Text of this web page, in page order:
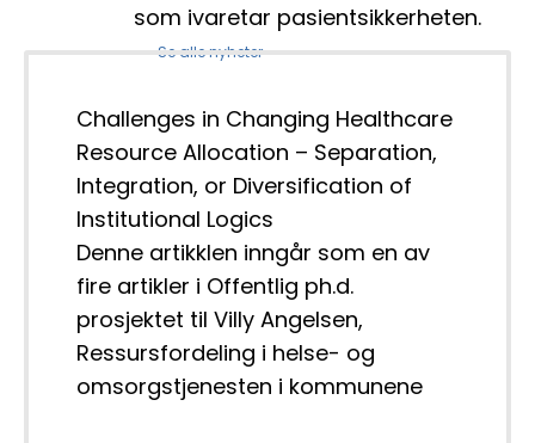
som ivaretar pasientsikkerheten.
Se alle nyheter
Challenges in Changing Healthcare
Resource Allocation – Separation,
Integration, or Diversification of
Institutional Logics
Denne artikklen inngår som en av
fire artikler i Offentlig ph.d.
prosjektet til Villy Angelsen,
Ressursfordeling i helse- og